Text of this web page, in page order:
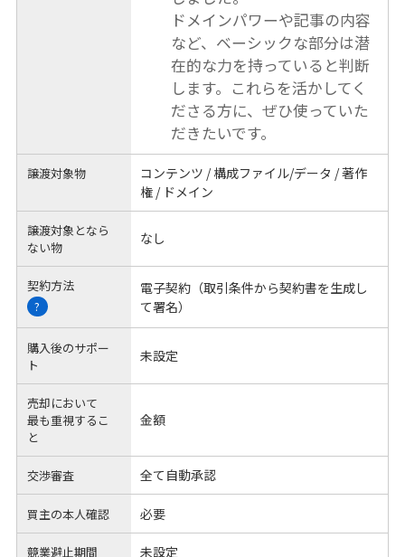
ドメインパワーや記事の内容
など、ベーシックな部分は潜
在的な力を持っていると判断
します。これらを活かしてく
ださる方に、ぜひ使っていた
だきたいです。
譲渡対象物
コンテンツ / 構成ファイル/データ / 著作
権 / ドメイン
譲渡対象となら
ない物
なし
契約方法
?
電子契約（取引条件から契約書を生成し
て署名）
購入後のサポー
ト
未設定
売却において
最も重視するこ
と
金額
交渉審査 全て自動承認
買主の本人確認 必要
競業避止期間 未設定